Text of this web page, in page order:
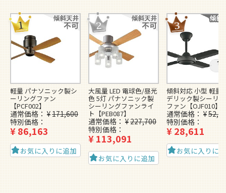
軽量 パナソニック製シ
ーリングファン
【PCF002】
通常価格 ¥171,600
特別価格
¥86,163
お気に入りに追加
大風量 LED 電球色/昼光
色 5灯 パナソニック製
シーリングファンライ
ト【PEB087】
通常価格 ¥227,700
特別価格
¥113,091
お気に入りに追加
傾斜対応 小型 軽量
デリック製シーリ
ファン【OJF010】
通常価格 ¥
特別価格
¥28,611
お気に入りに